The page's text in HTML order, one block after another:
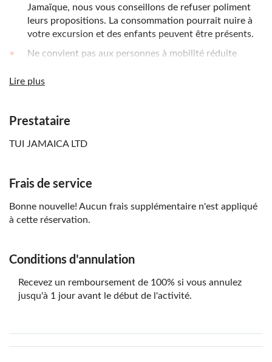
Jamaïque, nous vous conseillons de refuser poliment
leurs propositions. La consommation pourrait nuire à
votre excursion et des enfants peuvent être présents.
Ne convient pas aux personnes à mobilité réduite
plus de 18 ans à tout moment
Apportez un insectifuge
Lire plus
Prestataire
TUI JAMAICA LTD
Frais de service
Bonne nouvelle! Aucun frais supplémentaire n'est appliqué
à cette réservation.
Conditions d'annulation
Recevez un remboursement de 100% si vous annulez
jusqu'à 1 jour avant le début de l'activité.